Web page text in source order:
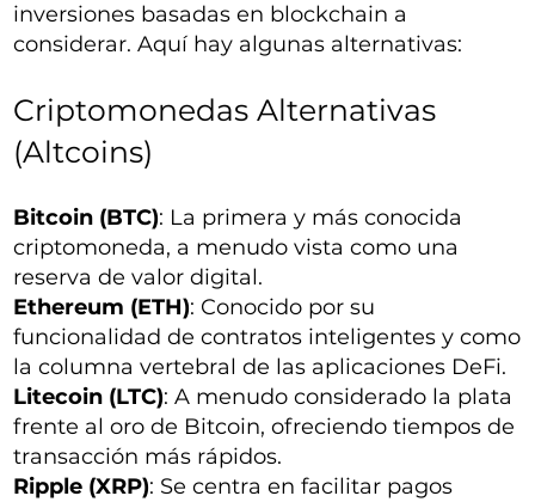
inversiones basadas en blockchain a
considerar. Aquí hay algunas alternativas:
Criptomonedas Alternativas
(Altcoins)
Bitcoin (BTC): La primera y más conocida
criptomoneda, a menudo vista como una
reserva de valor digital.
Ethereum (ETH): Conocido por su
funcionalidad de contratos inteligentes y como
la columna vertebral de las aplicaciones DeFi.
Litecoin (LTC): A menudo considerado la plata
frente al oro de Bitcoin, ofreciendo tiempos de
transacción más rápidos.
Ripple (XRP): Se centra en facilitar pagos